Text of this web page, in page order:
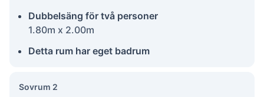
Dubbelsäng för två personer
1.80m x 2.00m
Detta rum har eget badrum
Sovrum 2